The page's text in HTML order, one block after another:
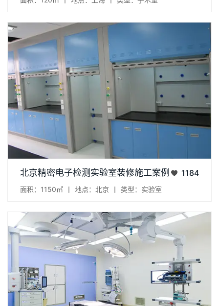
北京精密电子检测实验室装修施工案例 1184
面积：1150㎡ 丨 地点：北京 丨 类型：实验室